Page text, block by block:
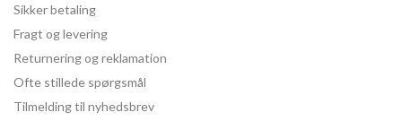
Sikker betaling
Fragt og levering
Returnering og reklamation
Ofte stillede spørgsmål
Tilmelding til nyhedsbrev